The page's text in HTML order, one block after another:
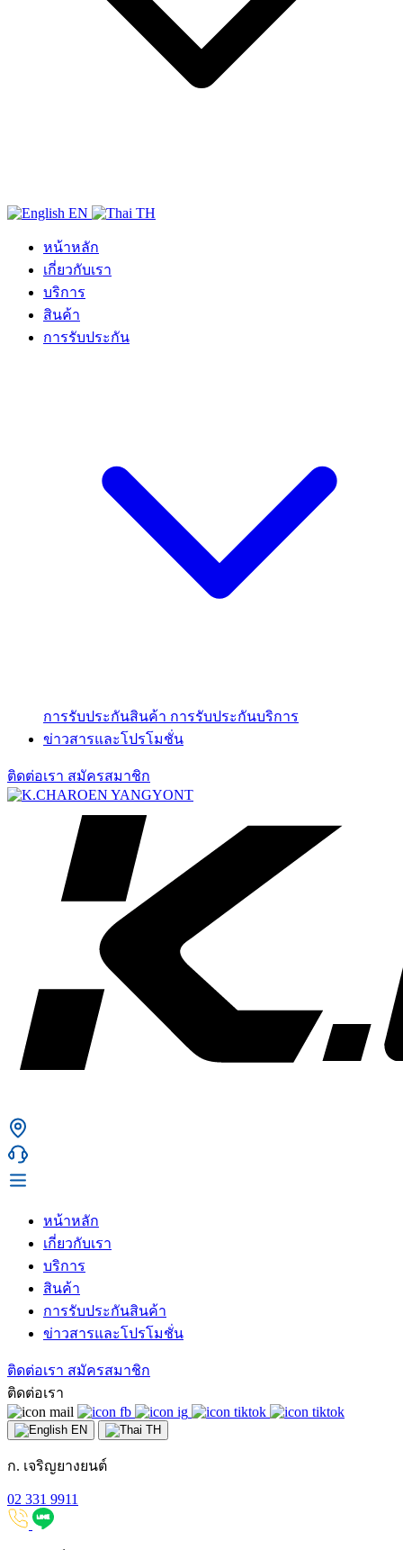
EN TH
หน้าหลัก
เกี่ยวกับเรา
บริการ
สินค้า
การรับประกัน
การรับประกันสินค้า การรับประกันบริการ
ข่าวสารและโปรโมชั่น
ติดต่อเรา สมัครสมาชิก
หน้าหลัก
เกี่ยวกับเรา
บริการ
สินค้า
การรับประกันสินค้า
ข่าวสารและโปรโมชั่น
ติดต่อเรา สมัครสมาชิก
ติดต่อเรา
EN TH
ก. เจริญยางยนต์
02 331 9911